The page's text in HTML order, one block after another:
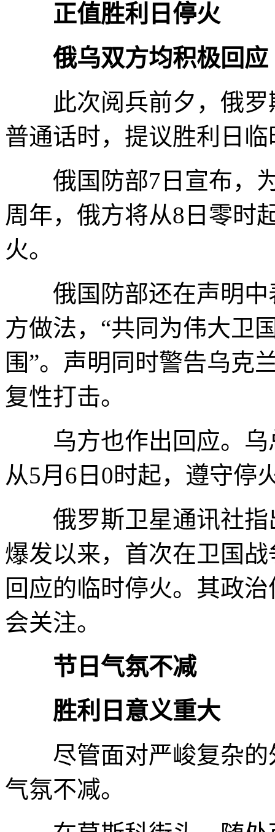
正值胜利日停火
俄乌双方均积极回应
此次阅兵前夕，俄罗
普通话时，提议胜利日
俄国防部7日宣布，为
周年，俄方将从8日零时
火。
俄国防部还在声明中
方做法，“共同为伟大卫
围”。声明同时警告乌克
复性打击。
乌方也作出回应。乌
从5月6日0时起，遵守停
俄罗斯卫星通讯社指
爆发以来，首次在卫国
回应的临时停火。其政
会关注。
节日气氛不减
胜利日意义重大
尽管面对严峻复杂的
气氛不减。